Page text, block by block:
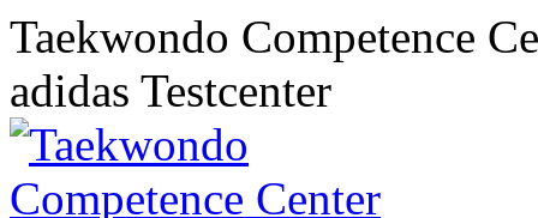
Taekwondo Competence
adidas Testcenter